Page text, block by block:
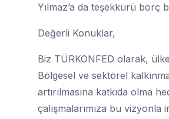
Yılmaz’a da teşekkürü borç
Değerli Konuklar,
Biz TÜRKONFED olarak,
Bölgesel ve sektörel
artırılmasına katkıda olma
çalışmalarımıza bu vizyonla